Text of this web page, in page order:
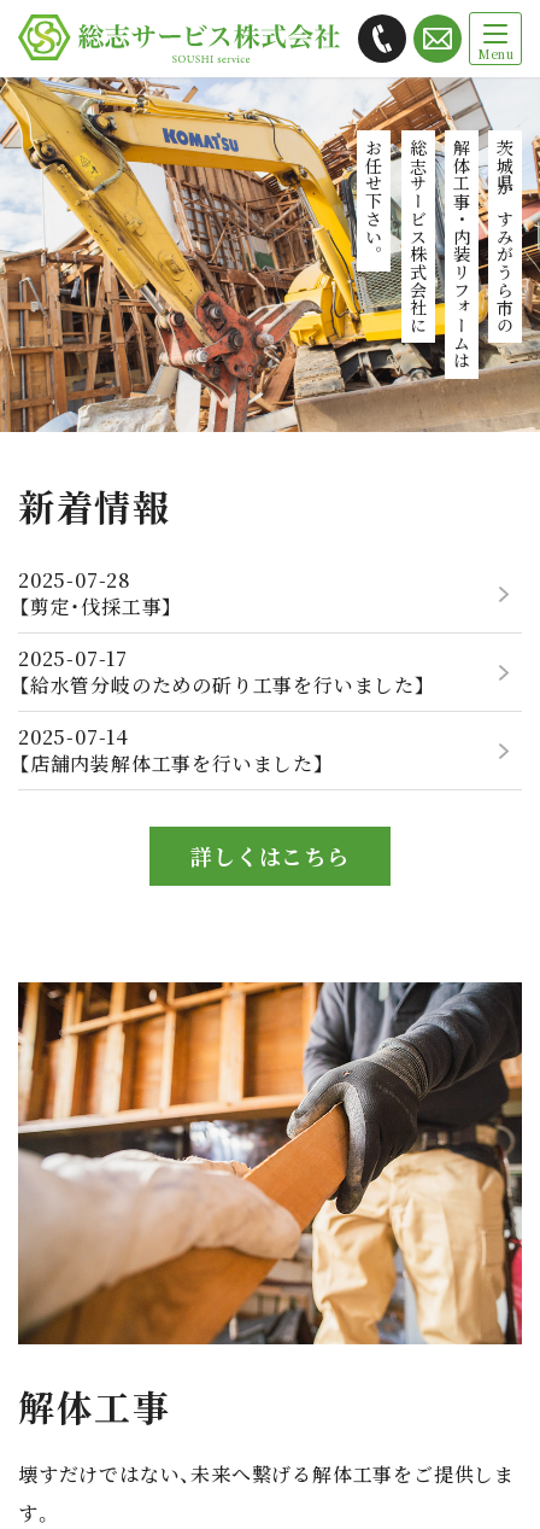
総志サービス株式会社では茨城県
かすみがうら市を拠点に解体工事・
内装リフォームをご提供します
茨城県かすみがうら市の
解体工事・内装リフォームは
総志サービス株式会社に
お任せ下さい。
新着情報
2025-07-28
【剪定・伐採工事】
2025-07-17
【給水管分岐のための斫り工事を行いました】
2025-07-14
【店舗内装解体工事を行いました】
詳しくはこちら
解体工事
壊すだけではない、未来へ繋げる解体工事をご提供しま
す。